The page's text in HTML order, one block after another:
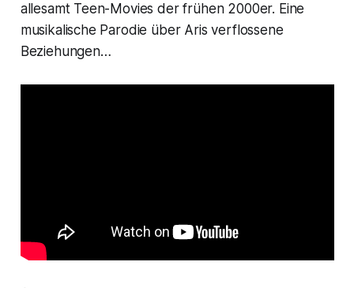
allesamt Teen-Movies der frühen 2000er. Eine
musikalische Parodie über Aris verflossene
Beziehungen…